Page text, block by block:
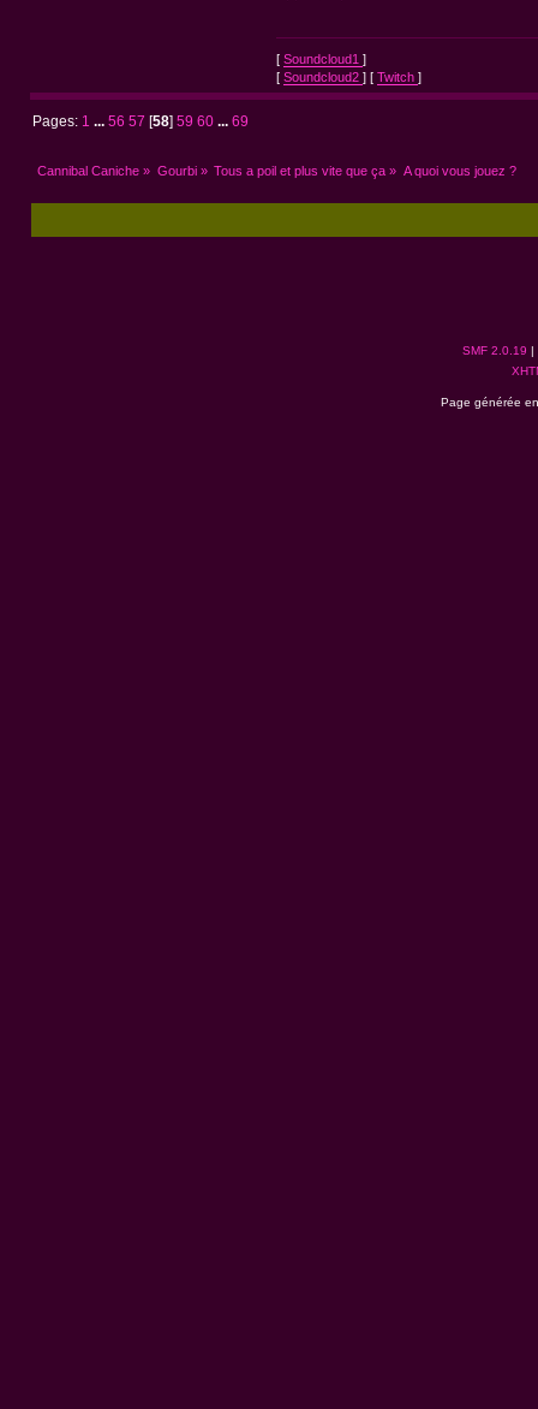
[ Soundcloud1 ]
[ Soundcloud2 ] [ Twitch ]
Pages: 1 ...56 57 [58]59 60 ...69
Cannibal Caniche » Gourbi» Tous a poil et plus vite que ça » A quoi vous jouez ?
SMF 2.0.19 |
Page générée